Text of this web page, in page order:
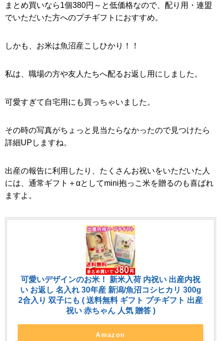
まとめ買いなら1個380円～と低価格なので、配り用・連盟
でいただいた方へのプチギフトにおすすめ。
しかも、お米は魚沼産こしひかり！！
私は、職場の方や友人たちへ配るお返し用にしました。
可愛すぎて自宅用にも買っちゃいました。
その時の写真がちょっと見当たらなかったので見つけたら
詳細UPしますね。
出産の報告に利用したり、たくさんお祝いをいただいた人
には、通常ギフト＋αとしてmini抱っこ米を贈るのも喜ばれ
ますよ。
可愛いデザインのお米！ 新米入荷 内祝い 出産内祝
い お返し 名入れ 30年産 新潟/魚沼コシヒカリ 300g
2合入り 双子にも ( 送料無料 ギフト プチギフト 出産
祝い 赤ちゃん 人気 贈答 )
Amazon